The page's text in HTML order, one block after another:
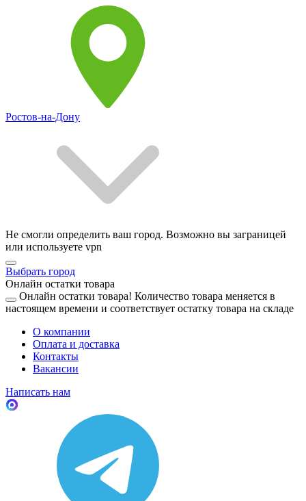
Ростов-на-Дону
Не смогли определить ваш город. Возможно вы заграницей
или используете vpn
Выбрать город
Онлайн остатки товара
Онлайн остатки товара! Количество товара меняется в
настоящем времени и соответствует остатку товара на складе
О компании
Оплата и доставка
Контакты
Вакансии
Написать нам